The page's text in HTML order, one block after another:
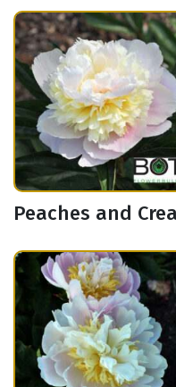
Peaches and